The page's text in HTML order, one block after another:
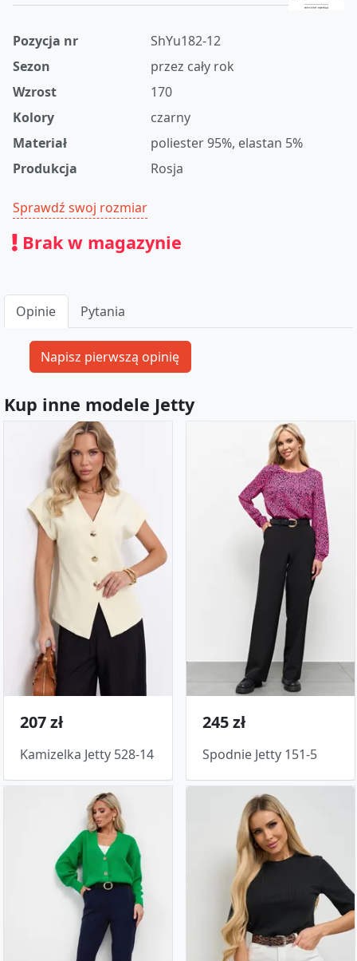
Pozycja nr
ShYu182-12
Sezon
przez cały rok
Wzrost
170
Kolory
czarny
Materiał
poliester 95%, elastan 5%
Produkcja
Rosja
Sprawdź swoj rozmiar
Brak w magazynie
Opinie Pytania
Kup inne modele Jetty
207 zł
Kamizelka Jetty 528-14
245 zł
Spodnie Jetty 151-5